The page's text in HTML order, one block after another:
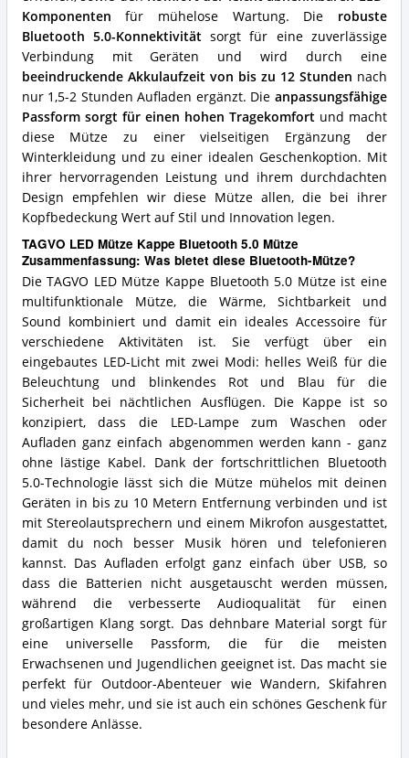
Komponenten für mühelose Wartung. Die robuste
Bluetooth 5.0-Konnektivitätsorgt für eine zuverlässige
Verbindung mit Geräten und wird durch eine
beeindruckende Akkulaufzeit von bis zu 12 Stunden nach
nur 1,5-2 Stunden Aufladen ergänzt. Die anpassungsfähige
Passform sorgt für einen hohen Tragekomfortund macht
diese Mütze zu einer vielseitigen Ergänzung der
Winterkleidung und zu einer idealen Geschenkoption. Mit
ihrer hervorragenden Leistung und ihrem durchdachten
Design empfehlen wir diese Mütze allen, die bei ihrer
Kopfbedeckung Wert auf Stil und Innovation legen.
TAGVO LED Mütze Kappe Bluetooth 5.0 Mütze
Zusammenfassung: Was bietet diese Bluetooth-Mütze?
Die TAGVO LED Mütze Kappe Bluetooth 5.0 Mütze ist eine
multifunktionale Mütze, die Wärme, Sichtbarkeit und
Sound kombiniert und damit ein ideales Accessoire für
verschiedene Aktivitäten ist. Sie verfügt über ein
eingebautes LED-Licht mit zwei Modi: helles Weiß für die
Beleuchtung und blinkendes Rot und Blau für die
Sicherheit bei nächtlichen Ausflügen. Die Kappe ist so
konzipiert, dass die LED-Lampe zum Waschen oder
Aufladen ganz einfach abgenommen werden kann - ganz
ohne lästige Kabel. Dank der fortschrittlichen Bluetooth
5.0-Technologie lässt sich die Mütze mühelos mit deinen
Geräten in bis zu 10 Metern Entfernung verbinden und ist
mit Stereolautsprechern und einem Mikrofon ausgestattet,
damit du noch besser Musik hören und telefonieren
kannst. Das Aufladen erfolgt ganz einfach über USB, so
dass die Batterien nicht ausgetauscht werden müssen,
während die verbesserte Audioqualität für einen
großartigen Klang sorgt. Das dehnbare Material sorgt für
eine universelle Passform, die für die meisten
Erwachsenen und Jugendlichen geeignet ist. Das macht sie
perfekt für Outdoor-Abenteuer wie Wandern, Skifahren
und vieles mehr, und sie ist auch ein schönes Geschenk für
besondere Anlässe.